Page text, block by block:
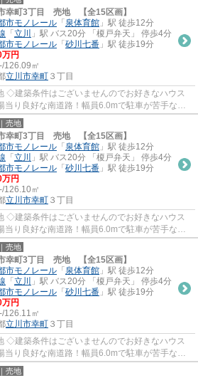
幸町3丁目 売地 【全15区画】
市モノレール 「 泉体育館 」駅 徒歩12分
「 立川
」駅 バス20分 「榎戸弁天」 停歩4分
市モノレール 「 砂川七番 」駅 徒歩19分
円
-/126.09㎡
立川市幸町 ３丁目
◇建築条件はございませんのでお好きなハウス
り良好な南道路！幅員6.0mで駐車が苦手な方
イレックス」まで徒歩...
売地
幸町3丁目 売地 【全15区画】
市モノレール 「 泉体育館 」駅 徒歩12分
「 立川
」駅 バス20分 「榎戸弁天」 停歩4分
市モノレール 「 砂川七番 」駅 徒歩19分
円
-/126.10㎡
立川市幸町 ３丁目
◇建築条件はございませんのでお好きなハウス
り良好な南道路！幅員6.0mで駐車が苦手な方
イレックス」まで徒歩...
売地
幸町3丁目 売地 【全15区画】
市モノレール 「 泉体育館 」駅 徒歩12分
「 立川
」駅 バス20分 「榎戸弁天」 停歩4分
市モノレール 「 砂川七番 」駅 徒歩19分
円
-/126.11㎡
立川市幸町 ３丁目
◇建築条件はございませんのでお好きなハウス
り良好な南道路！幅員6.0mで駐車が苦手な方
イレックス」まで徒歩...
売地